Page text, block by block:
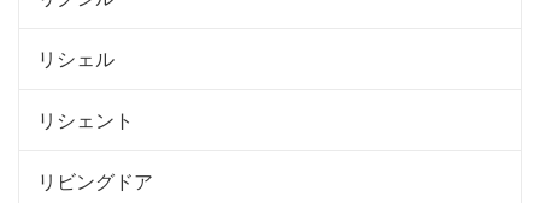
リシェル
リシェント
リビングドア